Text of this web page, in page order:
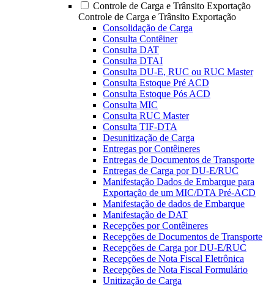
Controle de Carga e Trânsito Exportação
Controle de Carga e Trânsito Exportação
Consolidação de Carga
Consulta Contêiner
Consulta DAT
Consulta DTAI
Consulta DU-E, RUC ou RUC Master
Consulta Estoque Pré ACD
Consulta Estoque Pós ACD
Consulta MIC
Consulta RUC Master
Consulta TIF-DTA
Desunitização de Carga
Entregas por Contêineres
Entregas de Documentos de Transporte
Entregas de Carga por DU-E/RUC
Manifestação Dados de Embarque para
Exportação de um MIC/DTA Pré-ACD
Manifestação de dados de Embarque
Manifestação de DAT
Recepções por Contêineres
Recepções de Documentos de Transporte
Recepções de Carga por DU-E/RUC
Recepções de Nota Fiscal Eletrônica
Recepções de Nota Fiscal Formulário
Unitização de Carga